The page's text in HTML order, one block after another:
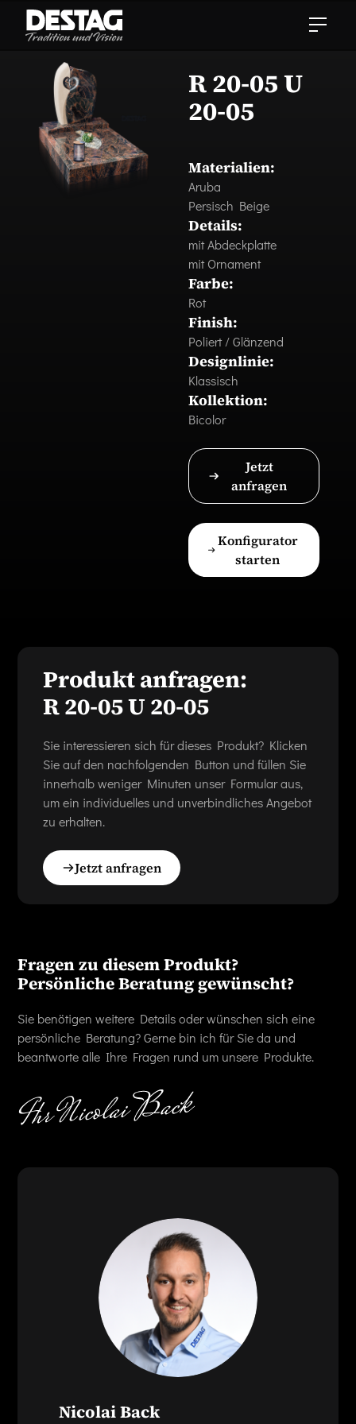
R 20-05 U
20-05
Materialien:
Aruba
Persisch Beige
Details:
mit Abdeckplatte
mit Ornament
Farbe:
Rot
Finish:
Poliert / Glänzend
Designlinie:
Klassisch
Kollektion:
Bicolor
Jetzt
anfragen
Konfigurator
starten
Produkt anfragen:
R 20-05 U 20-05
Sie interessieren sich für dieses Produkt? Klicken
Sie auf den nachfolgenden Button und füllen Sie
innerhalb weniger Minuten unser Formular aus,
um ein individuelles und unverbindliches Angebot
zu erhalten.
Jetzt anfragen
Fragen zu diesem Produkt?
Persönliche Beratung gewünscht?
Sie benötigen weitere Details oder wünschen sich eine
persönliche Beratung? Gerne bin ich für Sie da und
beantworte alle Ihre Fragen rund um unsere Produkte.
Nicolai Back